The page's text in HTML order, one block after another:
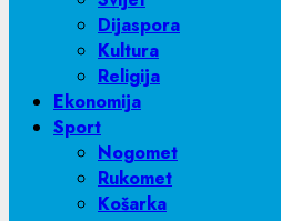
Dijaspora
Kultura
Religija
Ekonomija
Sport
Nogomet
Rukomet
Košarka